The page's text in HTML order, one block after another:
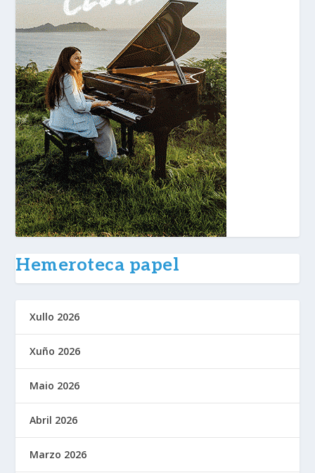
Hemeroteca papel
Xullo 2026
Xuño 2026
Maio 2026
Abril 2026
Marzo 2026